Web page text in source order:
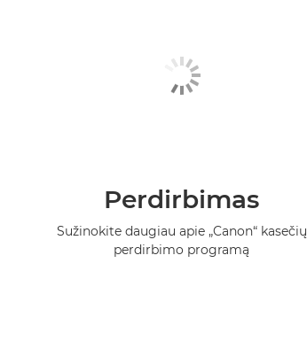
Perdirbimas
Sužinokite daugiau apie „Canon“ kasečių
perdirbimo programą